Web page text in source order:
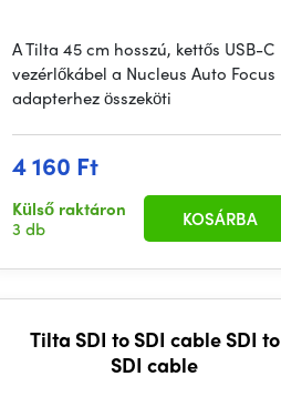
A Tilta 45 cm hosszú, kettős USB-C
vezérlőkábel a Nucleus Auto Focus
adapterhez összeköti
4 160 Ft
Külső raktáron
3 db
KOSÁRBA
Tilta SDI to SDI cable SDI to
SDI cable